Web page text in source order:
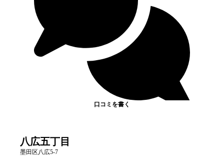
口コミを書く
八広五丁目
墨田区八広5-7